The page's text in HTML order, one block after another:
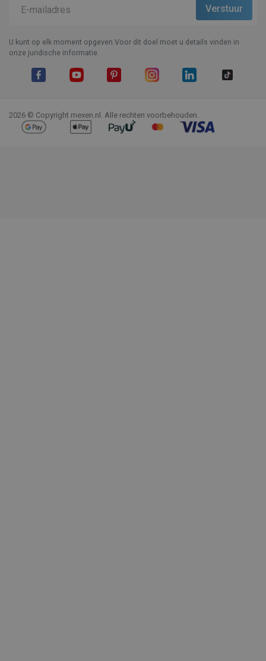
U kunt op elk moment opgeven.Voor dit doel moet u details vinden in
onze juridische informatie.
2026 © Copyright mexen.nl. Alle rechten voorbehouden.